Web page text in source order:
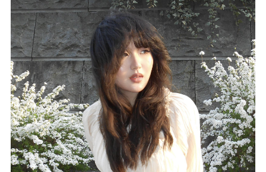
muevoクラウドファンディング
muevoコミュニティ
ぶいクラ！by muevo
ぶいコミュ！by muevo
ぶいマガ！ by muevo
Follow us